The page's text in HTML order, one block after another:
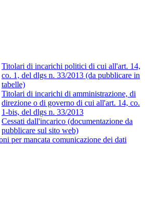
Titolari di incarichi politici di cui all'art. 14,
co. 1, del dlgs n. 33/2013 (da pubblicare in
tabelle)
Titolari di incarichi di amministrazione, di
direzione o di governo di cui all'art. 14, co.
1-bis, del dlgs n. 33/2013
Cessati dall'incarico (documentazione da
pubblicare sul sito web)
per mancata comunicazione dei dati